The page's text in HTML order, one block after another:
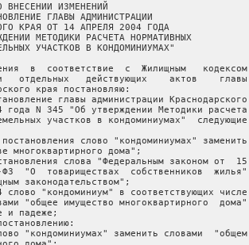
ВНЕСЕНИИ ИЗМЕНЕНИЙ
ГЛАВЫ АДМИНИСТРАЦИИ
КРАЯ ОТ 14 АПРЕЛЯ 2004 ГОДА
МЕТОДИКИ РАСЧЕТА НОРМАТИВНЫХ
УЧАСТКОВ В КОНДОМИНИУМАХ"
в  соответствие  с  Жилищным   кодексом
отдельных   действующих    актов    главы
края постановляю:
главы администрации Краснодарского
года N 345 "Об утверждении Методики расчета
участков в кондоминиумах"  следующие
слово "кондоминиумах" заменить
многоквартирного дома";
слова "Федеральным законом от  15
"О  товариществах  собственников  жилья"
законодательством";
слово "кондоминиум" в соответствующих числе
"общее имущество многоквартирного  дома"
и падеже;
"кондоминиумах" заменить словами  "общем